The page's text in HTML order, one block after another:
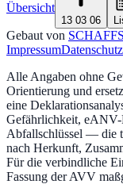
Übersicht
13 03 06
Gebaut von
ImpressumDatenschutz
Alle Angaben ohne
Orientierung und
eine
Gefährlichkeit, eANV-
Abfallschlüssel — die
nach Herkunft,
Für die verbindliche
Fassung der AVV